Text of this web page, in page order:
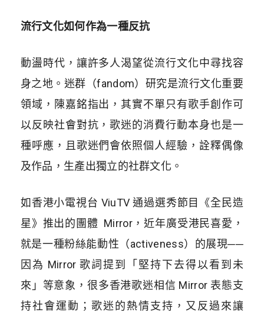
流行文化如何作為一種反抗
動盪時代，讓許多人渴望從流行文化中尋找容
身之地。迷群（fandom）研究是流行文化重要
領域，陳嘉銘指出，其實不單只有歌手創作可
以反映社會對抗，歌迷的消費行動本身也是一
種呼應，且歌迷們會依照個人經驗，詮釋偶像
及作品，生產出獨立的社群文化。
如香港小電視台 ViuTV 通過選秀節目《全民造
星》推出的團體 Mirror，近年廣受港民喜愛，
就是一種粉絲能動性（activeness）的展現──
因為 Mirror 歌詞提到「堅持下去得以看到未
來」等意象，很多香港歌迷相信 Mirror 表態支
持社會運動；歌迷的熱情支持，又反過來讓